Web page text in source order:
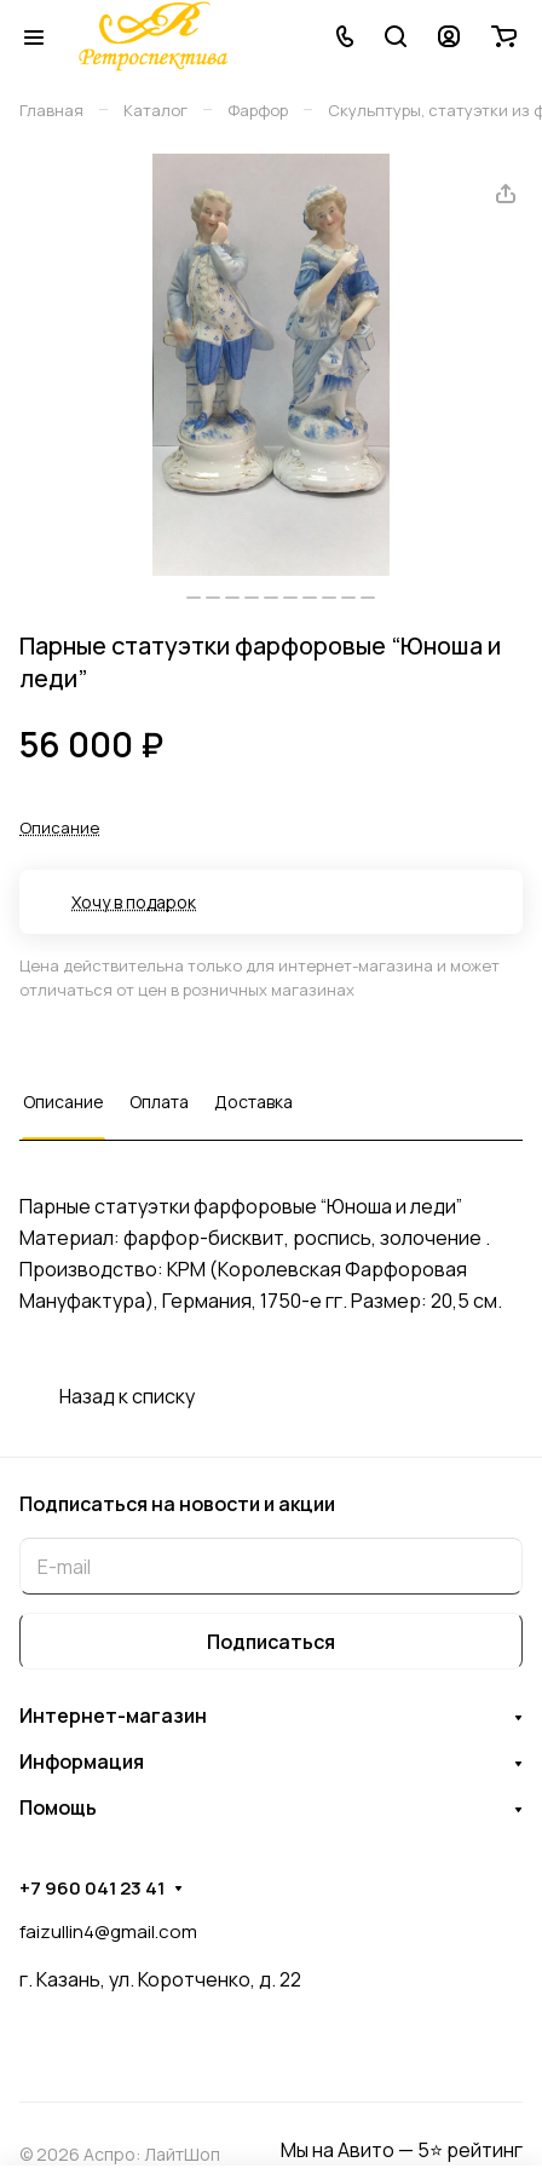
Главная – Каталог – Фарфор – Скульптуры, статуэтки из
Парные статуэтки фарфоровые “Юноша и
леди”
56 000 ₽
Описание
Хочу в подарок
Цена действительна только для интернет-магазина и может
отличаться от цен в розничных магазинах
Описание Оплата Доставка
Парные статуэтки фарфоровые “Юноша и леди”
Материал: фарфор-бисквит, роспись, золочение .
Производство: КРМ (Kоролевская Фарфоровая
Mануфактура), Германия, 1750-е гг. Размер: 20,5 см.
Назад к списку
Подписаться на новости и акции
Подписаться
Интернет-магазин
Информация
Помощь
+7 960 041 23 41
faizullin4@gmail.com
г. Казань, ул. Коротченко, д. 22
© 2026 Аспро: ЛайтШоп Мы на Авито — 5⭐ рейтинг